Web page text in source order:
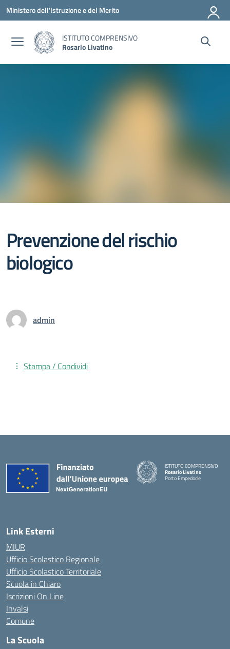
Vai ai contenuti
Vai al menu di navigazione
Vai al footer
Ministero dell'Istruzione e del Merito
ISTITUTO COMPRENSIVO
Rosario Livatino
Prevenzione del rischio
biologico
admin
Stampa / Condividi
ISTITUTO COMPRENSIVO
Rosario Livatino
Porto Empedocle
Link Esterni
MIUR
Ufficio Scolastico Regionale
Ufficio Scolastico Territoriale
Scuola in Chiaro
Iscrizioni On Line
Invalsi
Comune
La Scuola